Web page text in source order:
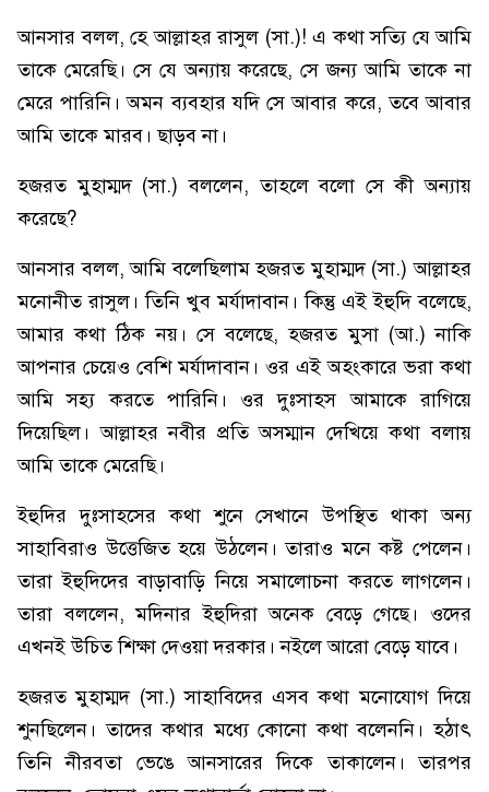
আনসার বলল, হে আল্লাহর রাসুল (সা.)! এ কথা সত্যি যে আমি
তাকে মেরেছি। সে যে অন্যায় করেছে, সে জন্য আমি তাকে না
মেরে পারিনি। অমন ব্যবহার যদি সে আবার করে, তবে আবার
আমি তাকে মারব। ছাড়ব না।
হজরত মুহাম্মদ (সা.) বললেন, তাহলে বলো সে কী অন্যায়
করেছে?
আনসার বলল, আমি বলেছিলাম হজরত মুহাম্মদ (সা.) আল্লাহর
মনোনীত রাসুল। তিনি খুব মর্যাদাবান। কিন্তু এই ইহুদি বলেছে,
আমার কথা ঠিক নয়। সে বলেছে, হজরত মুসা (আ.) নাকি
আপনার চেয়েও বেশি মর্যাদাবান। ওর এই অহংকারে ভরা কথা
আমি সহ্য করতে পারিনি। ওর দুঃসাহস আমাকে রাগিয়ে
দিয়েছিল। আল্লাহর নবীর প্রতি অসম্মান দেখিয়ে কথা বলায়
আমি তাকে মেরেছি।
ইহুদির দুঃসাহসের কথা শুনে সেখানে উপস্থিত থাকা অন্য
সাহাবিরাও উত্তেজিত হয়ে উঠলেন। তারাও মনে কষ্ট পেলেন।
তারা ইহুদিদের বাড়াবাড়ি নিয়ে সমালোচনা করতে লাগলেন।
তারা বললেন, মদিনার ইহুদিরা অনেক বেড়ে গেছে। ওদের
এখনই উচিত শিক্ষা দেওয়া দরকার। নইলে আরো বেড়ে যাবে।
হজরত মুহাম্মদ (সা.) সাহাবিদের এসব কথা মনোযোগ দিয়ে
শুনছিলেন। তাদের কথার মধ্যে কোনো কথা বলেননি। হঠাৎ
তিনি নীরবতা ভেঙে আনসারের দিকে তাকালেন। তারপর